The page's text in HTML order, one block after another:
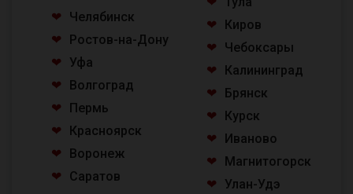
Челябинск
Ростов-на-Дону
Уфа
Волгоград
Пермь
Красноярск
Воронеж
Саратов
Киров
Чебоксары
Калининград
Брянск
Курск
Иваново
Магнитогорск
Улан-Удэ